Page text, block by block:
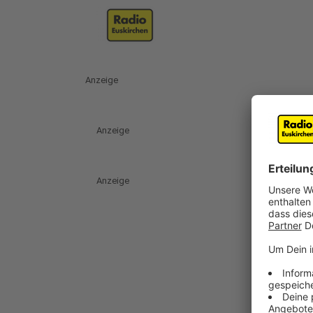
Anzeige
Anzeige
Anzeige